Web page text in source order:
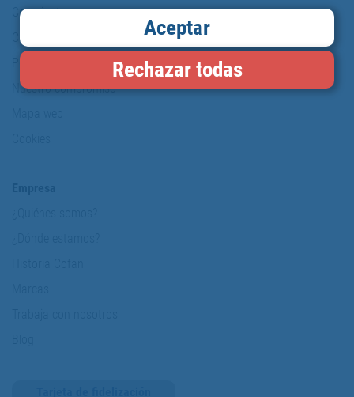
Copyright
Condiciones de uso
Política de protección de datos personales
Nuestro compromiso
Aceptar
Rechazar todas